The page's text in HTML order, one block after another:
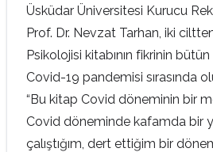
Üsküdar Üniversitesi Kurucu
Prof. Dr. Nevzat Tarhan, iki
Psikolojisi kitabının fikrinin
Covid-19 pandemisi sırasında
“Bu kitap Covid döneminin bir
Covid döneminde kafamda bir
çalıştığım, dert ettiğim bir